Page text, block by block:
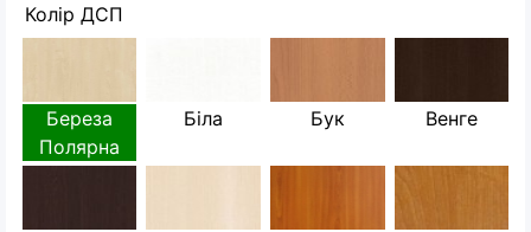
Колір ДСП
Береза
Полярна
Біла Бук Венге